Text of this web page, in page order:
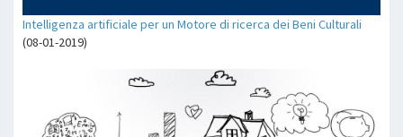
Intelligenza artificiale per un Motore di ricerca dei Beni Culturali
(08-01-2019)